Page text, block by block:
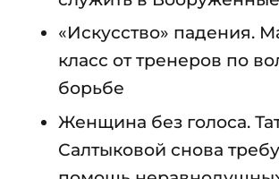
«Искусство» падения.
класс от тренеров по
борьбе
Женщина без голоса.
Салтыковой снова